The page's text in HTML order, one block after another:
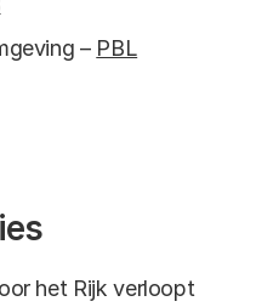
– PBL
het Rijk verloopt